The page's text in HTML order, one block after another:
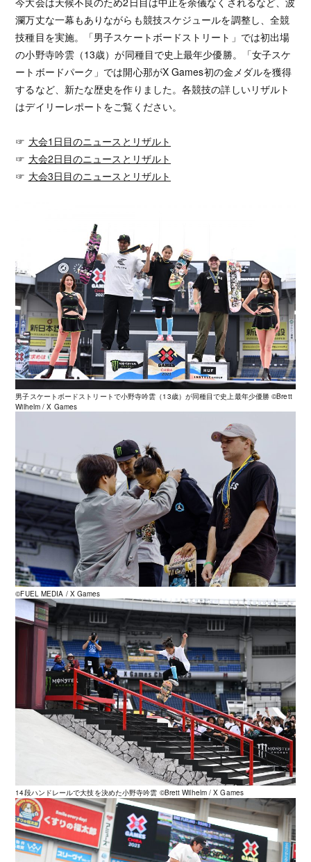
瀾万丈な一幕もありながらも競技スケジュールを調整し、全競
技種目を実施。「男子スケートボードストリート」では初出場
の小野寺吟雲（13歳）が同種目で史上最年少優勝。「女子スケ
ートボードパーク」では開心那がX Games初の金メダルを獲得
するなど、新たな歴史を作りました。各競技の詳しいリザルト
はデイリーレポートをご覧ください。
☞ 大会1日目のニュースとリザルト
☞ 大会2日目のニュースとリザルト
☞ 大会3日目のニュースとリザルト
男子スケートボードストリートで小野寺吟雲（13歳）が同種目で史上最年少優勝 ©️Brett
Wilhelm / X Games
©️FUEL MEDIA / X Games
14段ハンドレールで大技を決めた小野寺吟雲 ©️Brett Wilhelm / X Games